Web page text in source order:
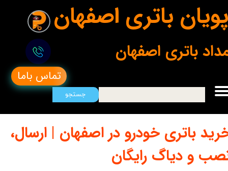
پویان باتری اصفهان
تماس باما
جستجو
باتری اصفهان
باتری خودرو در اصفهان | ارسال،
و دیاگ رایگان